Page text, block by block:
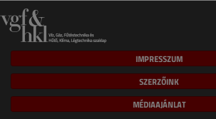
IMPRESSZUM
SZERZŐINK
MÉDIAAJÁNLAT